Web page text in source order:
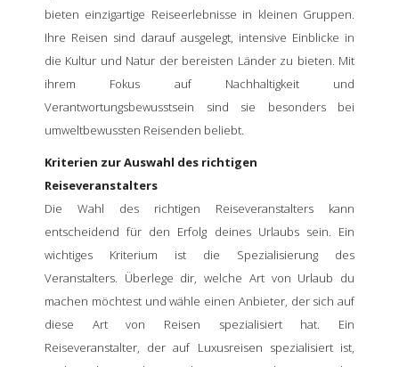
bieten einzigartige Reiseerlebnisse in kleinen Gruppen.
Ihre Reisen sind darauf ausgelegt, intensive Einblicke in
die Kultur und Natur der bereisten Länder zu bieten. Mit
ihrem Fokus auf Nachhaltigkeit und
Verantwortungsbewusstsein sind sie besonders bei
umweltbewussten Reisenden beliebt.
Kriterien zur Auswahl des richtigen
Reiseveranstalters
Die Wahl des richtigen Reiseveranstalters kann
entscheidend für den Erfolg deines Urlaubs sein. Ein
wichtiges Kriterium ist die Spezialisierung des
Veranstalters. Überlege dir, welche Art von Urlaub du
machen möchtest und wähle einen Anbieter, der sich auf
diese Art von Reisen spezialisiert hat. Ein
Reiseveranstalter, der auf Luxusreisen spezialisiert ist,